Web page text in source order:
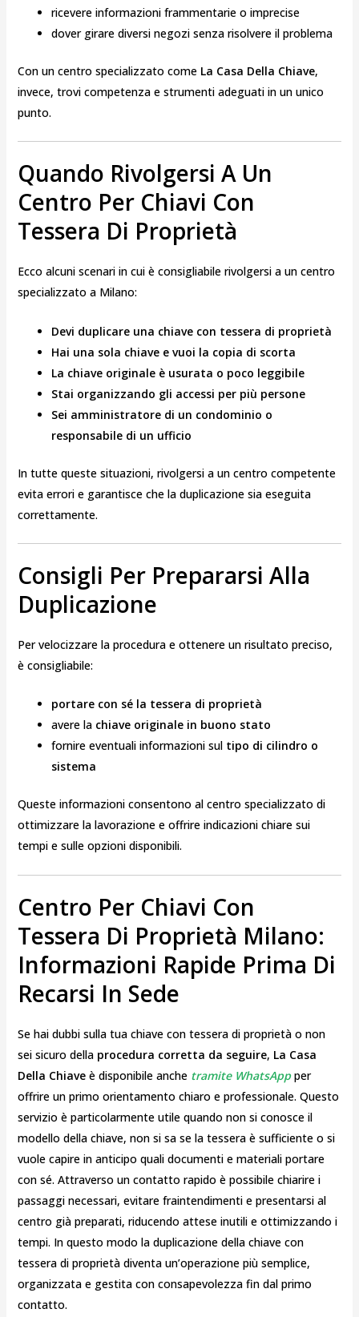
ricevere informazioni frammentarie o imprecise
dover girare diversi negozi senza risolvere il problema
Con un centro specializzato come La Casa Della Chiave,
invece, trovi competenza e strumenti adeguati in un unico
punto.
Quando Rivolgersi A Un
Centro Per Chiavi Con
Tessera Di Proprietà
Ecco alcuni scenari in cui è consigliabile rivolgersi a un centro
specializzato a Milano:
Devi duplicare una chiave con tessera di proprietà
Hai una sola chiave e vuoi la copia di scorta
La chiave originale è usurata o poco leggibile
Stai organizzando gli accessi per più persone
Sei amministratore di un condominio o
responsabile di un ufficio
In tutte queste situazioni, rivolgersi a un centro competente
evita errori e garantisce che la duplicazione sia eseguita
correttamente.
Consigli Per Prepararsi Alla
Duplicazione
Per velocizzare la procedura e ottenere un risultato preciso,
è consigliabile:
portare con sé la tessera di proprietà
avere la chiave originale in buono stato
fornire eventuali informazioni sul tipo di cilindro o
sistema
Queste informazioni consentono al centro specializzato di
ottimizzare la lavorazione e offrire indicazioni chiare sui
tempi e sulle opzioni disponibili.
Centro Per Chiavi Con
Tessera Di Proprietà Milano:
Informazioni Rapide Prima Di
Recarsi In Sede
Se hai dubbi sulla tua chiave con tessera di proprietà o non
sei sicuro della procedura corretta da seguire, La Casa
Della Chiaveè disponibile anche tramite WhatsAppper
offrire un primo orientamento chiaro e professionale. Questo
servizio è particolarmente utile quando non si conosce il
modello della chiave, non si sa se la tessera è sufficiente o si
vuole capire in anticipo quali documenti e materiali portare
con sé. Attraverso un contatto rapido è possibile chiarire i
passaggi necessari, evitare fraintendimenti e presentarsi al
centro già preparati, riducendo attese inutili e ottimizzando i
tempi. In questo modo la duplicazione della chiave con
tessera di proprietà diventa un’operazione più semplice,
organizzata e gestita con consapevolezza fin dal primo
contatto.